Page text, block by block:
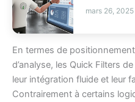
mars 26, 2025
En termes de
d’analyse, les Quick Filters
leur intégration fluide et leur
Contrairement à certains